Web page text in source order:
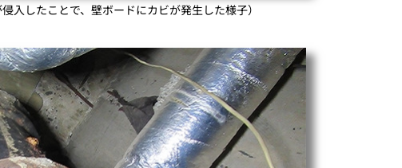
侵入したことで、壁ボードにカビが発生した様子）